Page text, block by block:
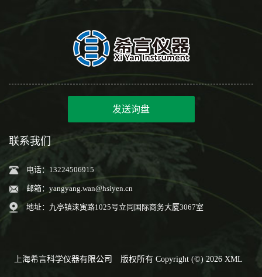
发送询盘
联系我们
电话：13224506915
邮箱： yangyang.wan@hsiyen.cn
地址：九亭镇涞寅路1025号立同国际商务大厦3067室
上海希言科学仪器有限公司 版权所有 Copyright (©) 2026 XML